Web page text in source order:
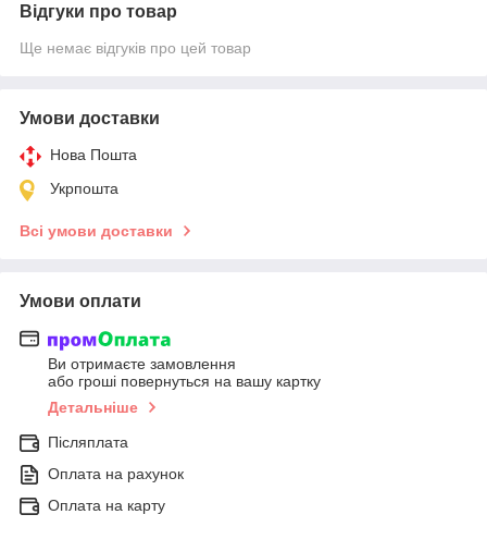
Відгуки про товар
Ще немає відгуків про цей товар
Умови доставки
Нова Пошта
Укрпошта
Всі умови доставки
Умови оплати
Ви отримаєте замовлення
або гроші повернуться на вашу картку
Детальніше
Післяплата
Оплата на рахунок
Оплата на карту